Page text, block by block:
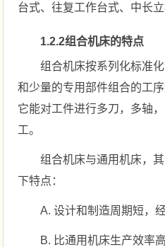
台式、往复工作台式、中长
1.2.2组合机床的特点
组合机床按系列化标准
和少量的专用部件组合的工
它能对工件进行多刀，多轴
工。
组合机床与通用机床，
下特点：
A. 设计和制造周期短，
B. 比通用机床生产效率